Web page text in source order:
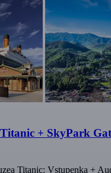
+ SkyPark
Titanic: Vstupenka +